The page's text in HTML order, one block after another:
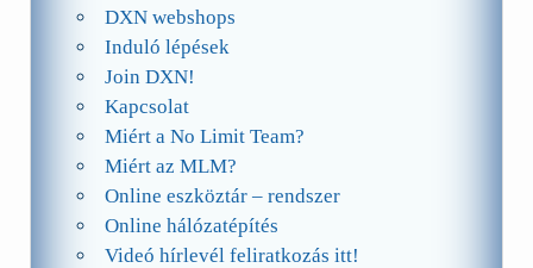
DXN webshops
Induló lépések
Join DXN!
Kapcsolat
Miért a No Limit Team?
Miért az MLM?
Online eszköztár – rendszer
Online hálózatépítés
Videó hírlevél feliratkozás itt!